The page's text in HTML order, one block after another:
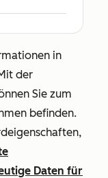
in
der
Sie zum
befinden.
Daten für